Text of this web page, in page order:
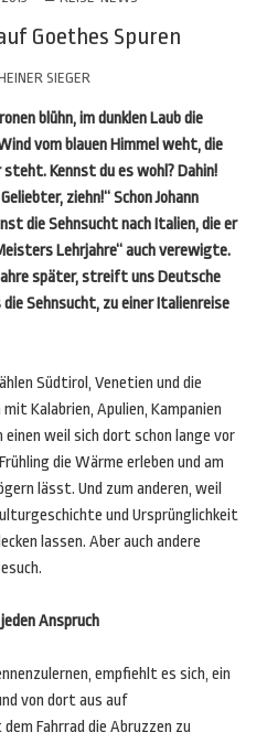
Goethes Spuren
SIEGER
blühn, im dunklen Laub die
vom blauen Himmel weht, die
Kennst du es wohl? Dahin!
ziehn!“ Schon Johann
die Sehnsucht nach Italien, die er
Lehrjahre“ auch verewigte.
später, streift uns Deutsche
Sehnsucht, zu einer Italienreise
Südtirol, Venetien und die
Kalabrien, Apulien, Kampanien
einen weil sich dort schon lange vor
die Wärme erleben und am
lässt. Und zum anderen, weil
und Ursprünglichkeit
lassen. Aber auch andere
Anspruch
empfiehlt es sich, ein
von dort aus auf
Fahrrad die Abruzzen zu